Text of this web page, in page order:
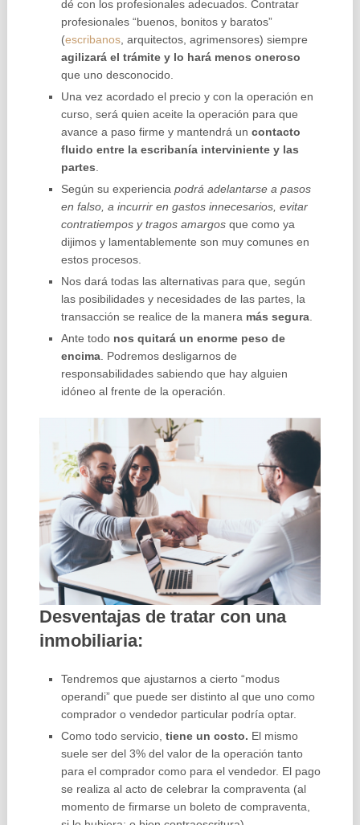
dé con los profesionales adecuados. Contratar
profesionales “buenos, bonitos y baratos”
(escribanos, arquitectos, agrimensores) siempre
agilizará el trámite y lo hará menos oneroso
que uno desconocido.
Una vez acordado el precio y con la operación en
curso, será quien aceite la operación para que
avance a paso firme y mantendrá un contacto
fluido entre la escribanía interviniente y las
partes
Según su experiencia podrá adelantarse a pasos
en falso, a incurrir en gastos innecesarios, evitar
contratiempos y tragos amargosque como ya
dijimos y lamentablemente son muy comunes en
estos procesos.
Nos dará todas las alternativas para que, según
las posibilidades y necesidades de las partes, la
transacción se realice de la manera más segura.
Ante todo nos quitará un enorme peso de
encima. Podremos desligarnos de
responsabilidades sabiendo que hay alguien
idóneo al frente de la operación.
Desventajas de tratar con una
inmobiliaria:
Tendremos que ajustarnos a cierto “modus
operandi” que puede ser distinto al que uno como
comprador o vendedor particular podría optar.
Como todo servicio, tiene un costo. El mismo
suele ser del 3% del valor de la operación tanto
para el comprador como para el vendedor. El pago
se realiza al acto de celebrar la compraventa (al
momento de firmarse un boleto de compraventa,